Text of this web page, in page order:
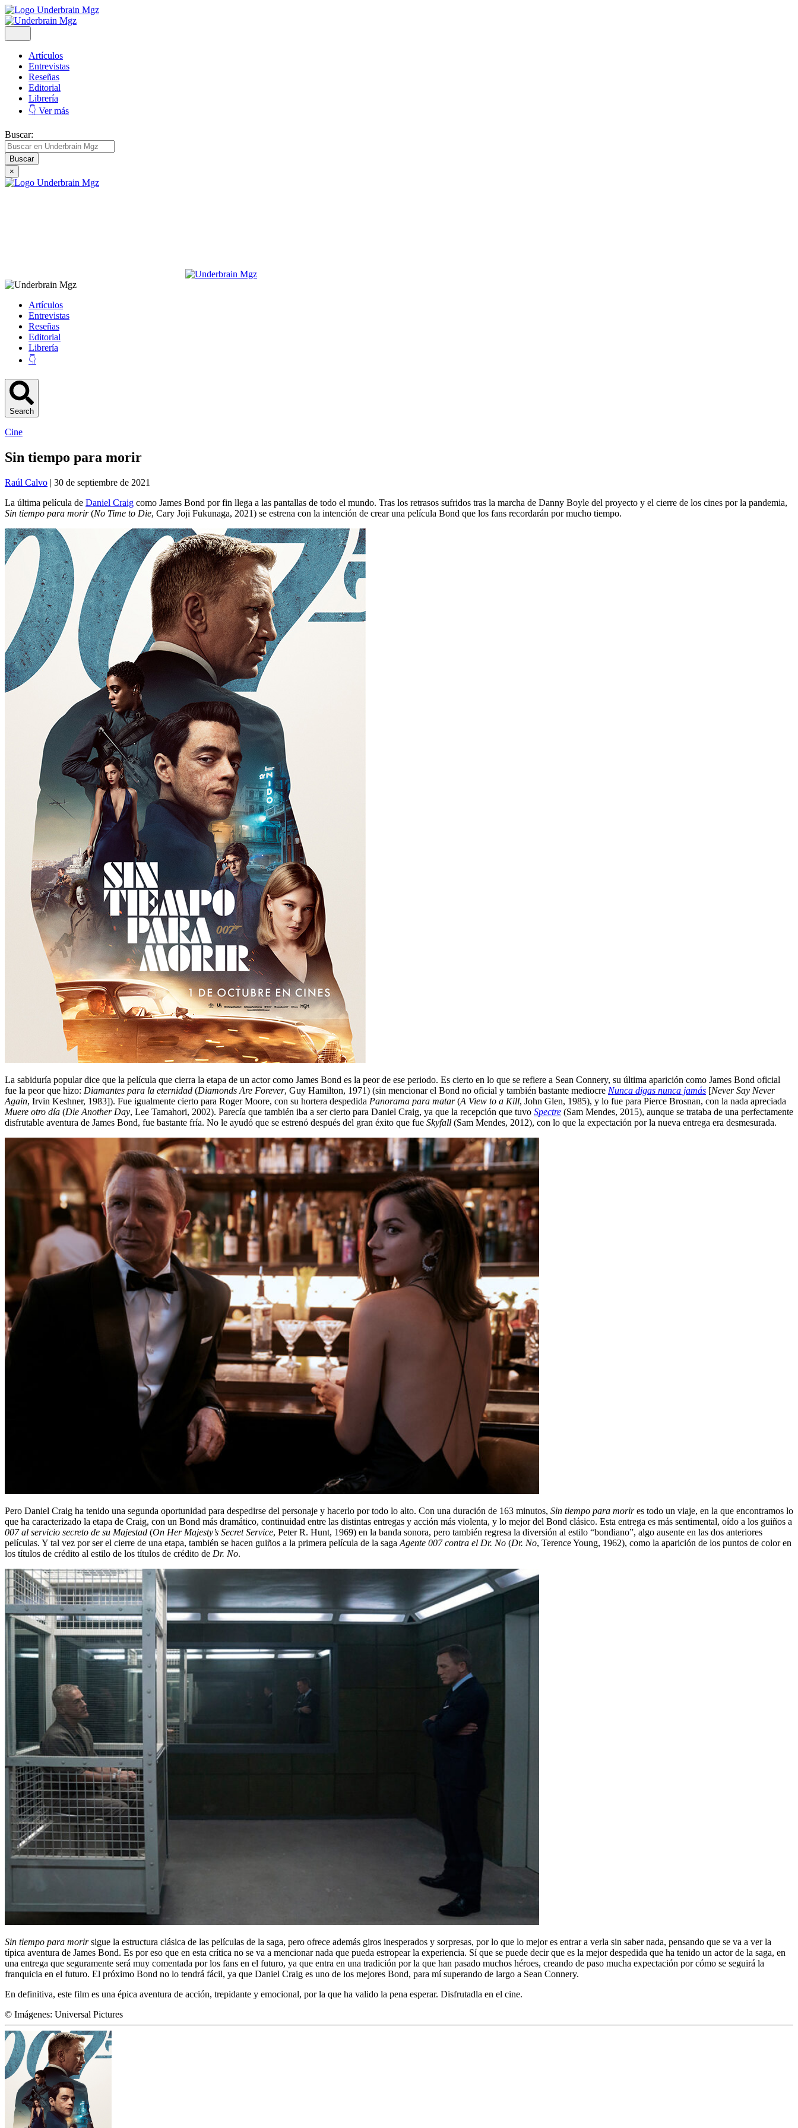
Artículos
Entrevistas
Reseñas
Editorial
Librería
👇 Ver más
Buscar:
×
Artículos
Entrevistas
Reseñas
Editorial
Librería
👇
Search
Cine
Sin tiempo para morir
Raúl Calvo | 30 de septiembre de 2021
La última película de Daniel Craig como James Bond por fin llega a las pantallas de todo el mundo. Tras los retrasos sufridos tras la marcha de Danny Boyle del proyecto y el cierre de los cines por la pandemia,
Sin tiempo para morir(No Time to Die, Cary Joji Fukunaga, 2021) se estrena con la intención de crear una película Bond que los fans recordarán por mucho tiempo.
La sabiduría popular dice que la película que cierra la etapa de un actor como James Bond es la peor de ese periodo. Es cierto en lo que se refiere a Sean Connery, su última aparición como James Bond oficial
fue la peor que hizo: Diamantes para la eternidad (Diamonds Are Forever, Guy Hamilton, 1971) (sin mencionar el Bond no oficial y también bastante mediocre Nunca digas nunca jamás [Never Say Never
Again, Irvin Keshner, 1983]). Fue igualmente cierto para Roger Moore, con su hortera despedida Panorama para matar(A View to a Kill, John Glen, 1985), y lo fue para Pierce Brosnan, con la nada apreciada
Muere otro día (Die Another Day, Lee Tamahori, 2002). Parecía que también iba a ser cierto para Daniel Craig, ya que la recepción que tuvo Spectre (Sam Mendes, 2015), aunque se trataba de una perfectamente
disfrutable aventura de James Bond, fue bastante fría. No le ayudó que se estrenó después del gran éxito que fue Skyfall (Sam Mendes, 2012), con lo que la expectación por la nueva entrega era desmesurada.
Pero Daniel Craig ha tenido una segunda oportunidad para despedirse del personaje y hacerlo por todo lo alto. Con una duración de 163 minutos, Sin tiempo para morires todo un viaje, en la que encontramos lo
que ha caracterizado la etapa de Craig, con un Bond más dramático, continuidad entre las distintas entregas y acción más violenta, y lo mejor del Bond clásico. Esta entrega es más sentimental, oído a los guiños a
007 al servicio secreto de su Majestad (On Her Majesty’s Secret Service, Peter R. Hunt, 1969) en la banda sonora, pero también regresa la diversión al estilo “bondiano”, algo ausente en las dos anteriores
películas. Y tal vez por ser el cierre de una etapa, también se hacen guiños a la primera película de la saga Agente 007 contra el Dr. No (Dr. No, Terence Young, 1962), como la aparición de los puntos de color en
los títulos de crédito al estilo de los títulos de crédito de Dr. No.
Sin tiempo para morirsigue la estructura clásica de las películas de la saga, pero ofrece además giros inesperados y sorpresas, por lo que lo mejor es entrar a verla sin saber nada, pensando que se va a ver la
típica aventura de James Bond. Es por eso que en esta crítica no se va a mencionar nada que pueda estropear la experiencia. Sí que se puede decir que es la mejor despedida que ha tenido un actor de la saga, en
una entrega que seguramente será muy comentada por los fans en el futuro, ya que entra en una tradición por la que han pasado muchos héroes, creando de paso mucha expectación por cómo se seguirá la
franquicia en el futuro. El próximo Bond no lo tendrá fácil, ya que Daniel Craig es uno de los mejores Bond, para mí superando de largo a Sean Connery.
En definitiva, este film es una épica aventura de acción, trepidante y emocional, por la que ha valido la pena esperar. Disfrutadla en el cine.
© Imágenes: Universal Pictures